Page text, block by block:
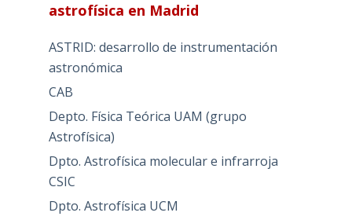
astrofísica en Madrid
ASTRID: desarrollo de instrumentación
astronómica
CAB
Depto. Física Teórica UAM (grupo
Astrofísica)
Dpto. Astrofísica molecular e infrarroja
CSIC
Dpto. Astrofísica UCM